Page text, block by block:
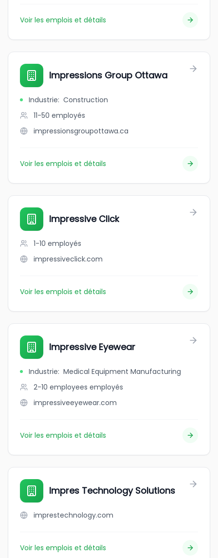
Voir les emplois et détails
Impressions Group Ottawa
Industrie: Construction
11-50 employés
impressionsgroupottawa.ca
Voir les emplois et détails
Impressive Click
1-10 employés
impressiveclick.com
Voir les emplois et détails
Impressive Eyewear
Industrie: Medical Equipment Manufacturing
2-10 employees employés
impressiveeyewear.com
Voir les emplois et détails
Impres Technology Solutions
imprestechnology.com
Voir les emplois et détails